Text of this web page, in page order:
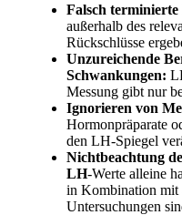
Falsch
außerhalb des
Rückschlüsse
Unzureichende
Schwankungen:
Messung gibt nur
Ignorieren von
Hormonpräparate
den LH-Spiegel
Nichtbeachtung
LH-Werte alleine
in Kombination mit
Untersuchungen